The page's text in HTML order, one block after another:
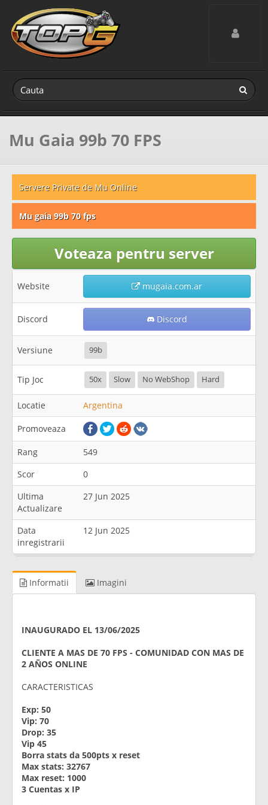
Toggle
Mu Gaia 99b 70 FPS
Servere Private de Mu Online
Mu gaia 99b 70 fps
Voteaza pentru server
Website mugaia.com.ar
Discord Discord
Versiune 99b
Tip Joc 50x Slow No WebShop Hard
Locatie Argentina
Promoveaza
Rang
549
Scor
0
Ultima
Actualizare
27 Jun 2025
Data
inregistrarii
12 Jun 2025
Informatii Imagini
INAUGURADO EL 13/06/2025
CLIENTE A MAS DE 70 FPS - COMUNIDAD CON MAS DE
2 AÑOS ONLINE
CARACTERISTICAS
Exp: 50
Vip: 70
Drop: 35
Vip 45
Borra stats da 500pts x reset
Max stats: 32767
Max reset: 1000
3 Cuentas x IP